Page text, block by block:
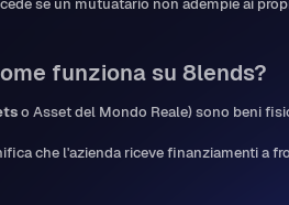
funziona su 8lends?
o Asset del Mondo Reale) sono beni
che l'azienda riceve finanziamenti a